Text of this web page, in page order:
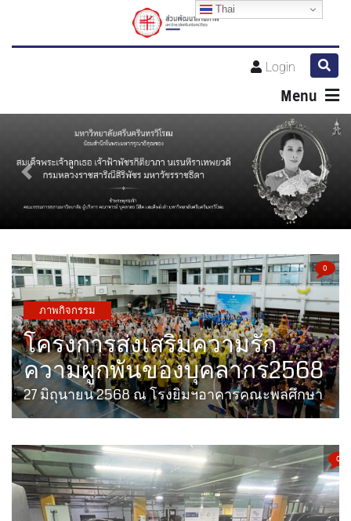
Login
Menu
Previous Next
ภาพกิจกรรม
โครงการส่งเสริมความรัก
ความผูกพันของบุคลากร2568
27 มิถุนายน 2568 ณ โรงยิมฯอาคารคณะพลศึกษา
Thai